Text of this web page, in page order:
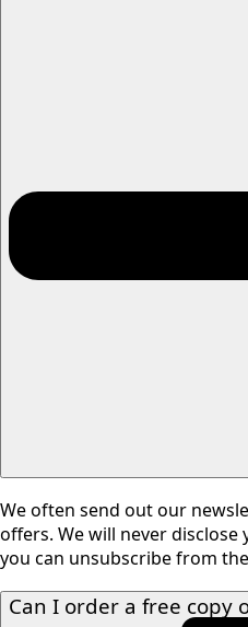
We often send out our
offers. We will never
you can unsubscribe from
Can I order a free copy